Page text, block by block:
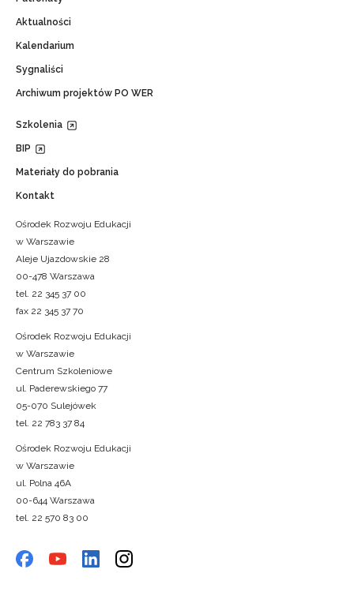
Aktualności
Kalendarium
Sygnaliści
Archiwum projektów PO WER
Szkolenia
BIP
Materiały do pobrania
Kontakt
Ośrodek Rozwoju Edukacji
w Warszawie
Aleje Ujazdowskie 28
00-478 Warszawa
tel. 22 345 37 00
fax 22 345 37 70
Ośrodek Rozwoju Edukacji
w Warszawie
Centrum Szkoleniowe
ul. Paderewskiego 77
05-070 Sulejówek
tel. 22 783 37 84
Ośrodek Rozwoju Edukacji
w Warszawie
ul. Polna 46A
00-644 Warszawa
tel. 22 570 83 00